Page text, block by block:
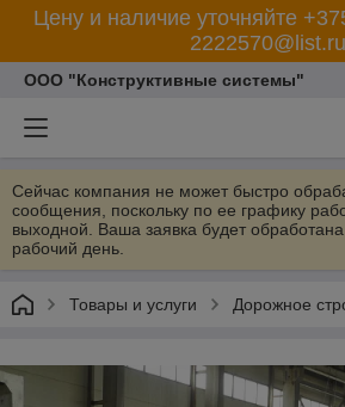
Цену и наличие уточняйте
2222570@list.ru
ООО "Конструктивные системы"
Сейчас компания не может быстро
сообщения, поскольку по ее графику
выходной. Ваша заявка будет
рабочий день.
Товары и услуги Дорожное